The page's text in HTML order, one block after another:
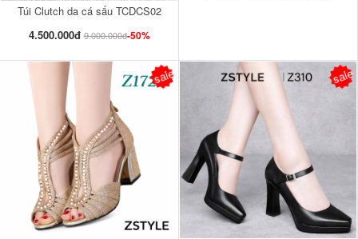
Túi Clutch da cá sấu TCDCS02
4.500.000đ 9.000.000đ-50%
sale sale